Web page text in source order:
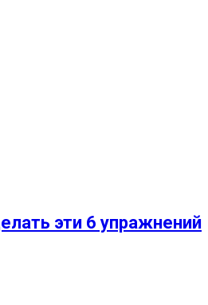
эти 6 упражнений